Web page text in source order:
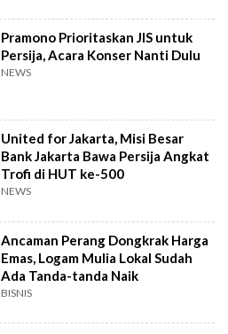
Pramono Prioritaskan JIS untuk
Persija, Acara Konser Nanti Dulu
NEWS
United for Jakarta, Misi Besar
Bank Jakarta Bawa Persija Angkat
Trofi di HUT ke-500
NEWS
Ancaman Perang Dongkrak Harga
Emas, Logam Mulia Lokal Sudah
Ada Tanda-tanda Naik
BISNIS